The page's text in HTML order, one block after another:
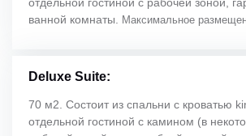
отдельной гостиной с рабочей зоной,
ванной комнаты. Максимальное
Deluxe Suite:
70 м2. Состоит из спальни с кроватью
отдельной гостиной с камином (в